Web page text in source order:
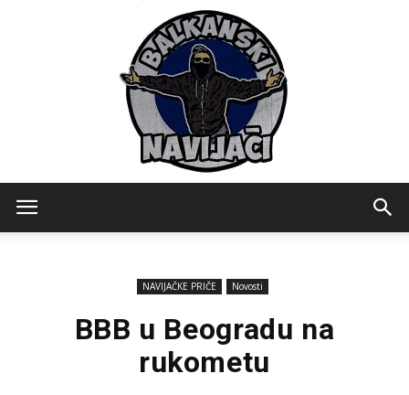
NAVIJAČKE PRIČE Novosti
BBB u Beogradu na
rukometu